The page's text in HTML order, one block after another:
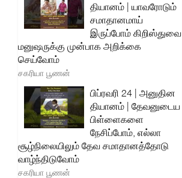
தியானம் | யாவரோடும்
சமாதானமாய்
இருப்போம் கிறிஸ்துவை
மனுஷருக்கு முன்பாக அறிக்கை
செய்வோம்
சகரியா பூணன்
பிப்ரவரி 24 | அனுதின
தியானம் | தேவனுடைய
பிள்ளைகளை
நேசிப்போம், எல்லா
சூழ்நிலையிலும் தேவ சமாதானத்தோடு
வாழ்ந்திடுவோம்
சகரியா பூணன்